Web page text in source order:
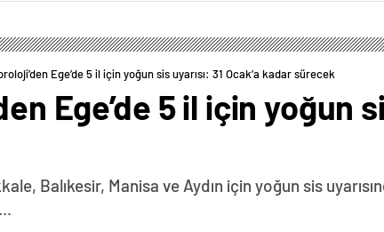
Ege’de 5 il için yoğun sis uyarısı: 31 Ocak’a kadar sürecek
Ege’de 5 il için yoğun
Balıkesir, Manisa ve Aydın için yoğun sis